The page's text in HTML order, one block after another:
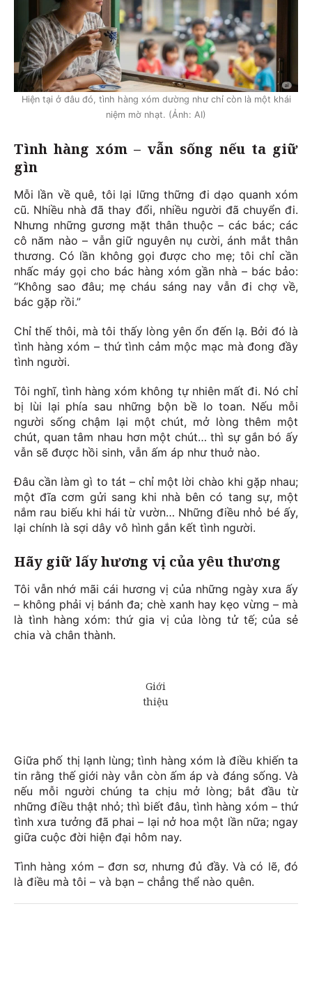
Hiện tại ở đâu đó, tình hàng xóm dường như chỉ còn là một khái
niệm mờ nhạt. (Ảnh: AI)
Tình hàng xóm – vẫn sống nếu ta giữ
gìn
Mỗi lần về quê, tôi lại lững thững đi dạo quanh xóm
cũ. Nhiều nhà đã thay đổi, nhiều người đã chuyển đi.
Nhưng những gương mặt thân thuộc – các bác; các
cô năm nào – vẫn giữ nguyên nụ cười, ánh mắt thân
thương. Có lần không gọi được cho mẹ; tôi chỉ cần
nhấc máy gọi cho bác hàng xóm gần nhà – bác bảo:
“Không sao đâu; mẹ cháu sáng nay vẫn đi chợ về,
bác gặp rồi.”
Chỉ thế thôi, mà tôi thấy lòng yên ổn đến lạ. Bởi đó là
tình hàng xóm – thứ tình cảm mộc mạc mà đong đầy
tình người.
Tôi nghĩ, tình hàng xóm không tự nhiên mất đi. Nó chỉ
bị lùi lại phía sau những bộn bề lo toan. Nếu mỗi
người sống chậm lại một chút, mở lòng thêm một
chút, quan tâm nhau hơn một chút… thì sự gắn bó ấy
vẫn sẽ được hồi sinh, vẫn ấm áp như thuở nào.
Đâu cần làm gì to tát – chỉ một lời chào khi gặp nhau;
một đĩa cơm gửi sang khi nhà bên có tang sự, một
nắm rau biếu khi hái từ vườn… Những điều nhỏ bé ấy,
lại chính là sợi dây vô hình gắn kết tình người.
Hãy giữ lấy hương vị của yêu thương
Tôi vẫn nhớ mãi cái hương vị của những ngày xưa ấy
– không phải vị bánh đa; chè xanh hay kẹo vừng – mà
là tình hàng xóm: thứ gia vị của lòng tử tế; của sẻ
chia và chân thành.
Giữa phố thị lạnh lùng; tình hàng xóm là điều khiến ta
tin rằng thế giới này vẫn còn ấm áp và đáng sống. Và
nếu mỗi người chúng ta chịu mở lòng; bắt đầu từ
những điều thật nhỏ; thì biết đâu, tình hàng xóm – thứ
tình xưa tưởng đã phai – lại nở hoa một lần nữa; ngay
giữa cuộc đời hiện đại hôm nay.
Tình hàng xóm – đơn sơ, nhưng đủ đầy. Và có lẽ, đó
là điều mà tôi – và bạn – chẳng thể nào quên.